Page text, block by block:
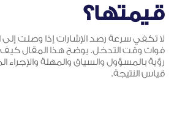
قيمتها؟
لا تكفي سرعة رصد الإشارات إذا وصلت إلى
فوات وقت التدخل. يوضح هذا المقال كيف
رؤية بالمسؤول والسياق والمهلة
قياس النتيجة.